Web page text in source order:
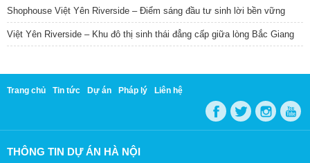
Shophouse Việt Yên Riverside – Điểm sáng đầu tư sinh lời bền vững
Việt Yên Riverside – Khu đô thị sinh thái đẳng cấp giữa lòng Bắc Giang
Trang chủ Tin tức Dự án Pháp lý Liên hệ
THÔNG TIN DỰ ÁN HÀ NỘI